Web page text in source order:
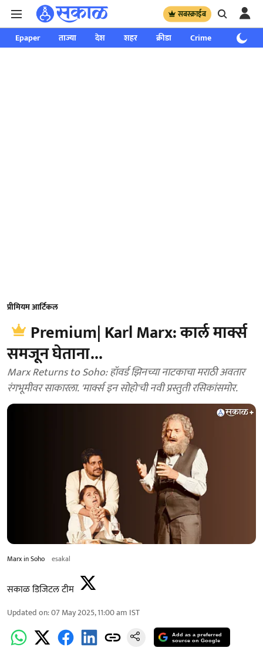
सबस्क्राईब
Epaper ताज्या देश शहर क्रीडा Crime साप्ताहिक
प्रीमियम आर्टिकल
Premium| Karl Marx: कार्ल मार्क्स
समजून घेताना...
Marx Returns to Soho: हॉवर्ड झिनच्या नाटकाचा मराठी अवतार
रंगभूमीवर साकारला. 'मार्क्स इन सोहो'ची नवी प्रस्तुती रसिकांसमोर.
Marx in Soho esakal
सकाळ डिजिटल टीम
Updated on:07 May 2025, 11:00 am IST
Add as a preferred
source on Google